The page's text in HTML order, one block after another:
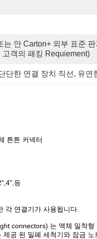
는 안 Carton+ 외부 표준
고객의 패킹 Requiement)
단한 연결 장치 직선 , 유연
튼튼 커넥터
등
각 연결기가 사용됩니다.
connectors) 는 액체 밀착
공 된 밀폐 세척기와 잠금